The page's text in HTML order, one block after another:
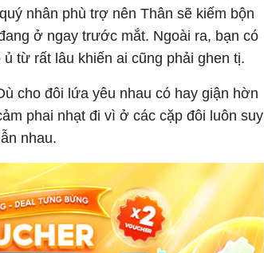
nhân phù trợ nên Thân sẽ kiếm bộn
ở ngay trước mắt. Ngoài ra, bạn có
từ rất lâu khiến ai cũng phải ghen tị.
cho đôi lứa yêu nhau có hay giận hờn
phai nhạt đi vì ở các cặp đôi luôn suy
nhau.